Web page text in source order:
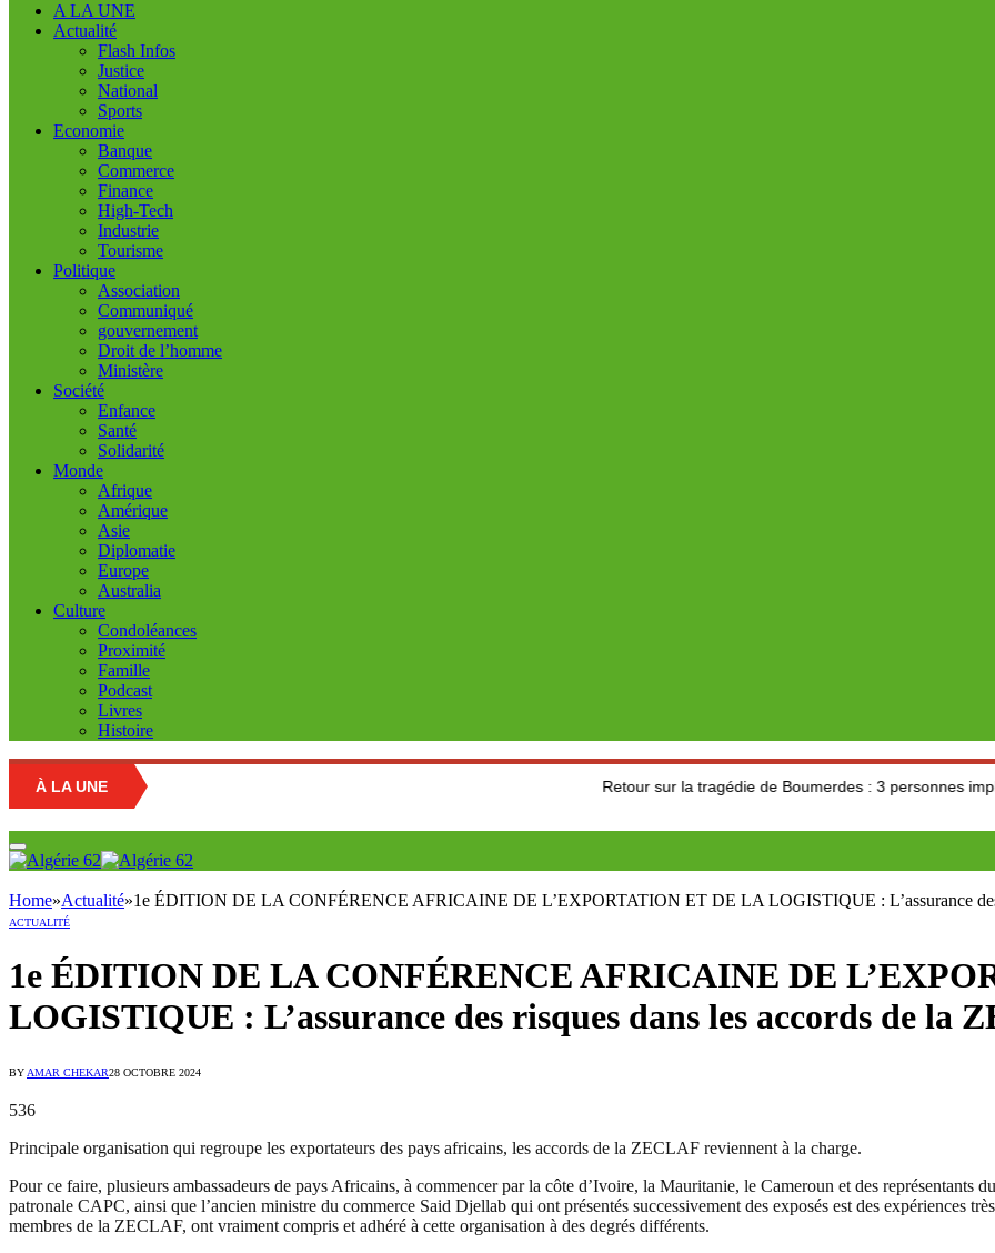
A LA UNE
Actualité
Flash Infos
Justice
National
Sports
Economie
Banque
Commerce
Finance
High-Tech
Industrie
Tourisme
Politique
Association
Communiqué
gouvernement
Droit de l’homme
Ministère
Société
Enfance
Santé
Solidarité
Monde
Afrique
Amérique
Asie
Diplomatie
Europe
Australia
Culture
Condoléances
Proximité
Famille
Podcast
Livres
Histoire
À LA UNE Retour sur la tragédie de Boumerdes : 3 personnes impliquées
Home»Actualité»1e ÉDITION DE LA CONFÉRENCE AFRICAINE DE L’EXPORTATION ET DE LA LOGISTIQUE : L’assurance
ACTUALITÉ
1e ÉDITION DE LA CONFÉRENCE AFRICAINE DE
LOGISTIQUE : L’assurance des risques dans les accords de la
BYAMAR CHEKAR28 OCTOBRE 2024
536
Principale organisation qui regroupe les exportateurs des pays africains, les accords de la ZECLAF reviennent à la charge.
Pour ce faire, plusieurs ambassadeurs de pays Africains, à commencer par la côte d’Ivoire, la Mauritanie, le Cameroun et des
patronale CAPC, ainsi que l’ancien ministre du commerce Said Djellab qui ont présentés successivement des exposés est des expériences
membres de la ZECLAF, ont vraiment compris et adhéré à cette organisation à des degrés différents.